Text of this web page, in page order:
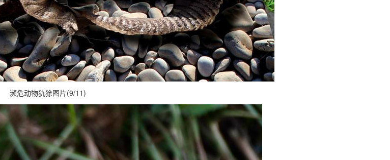
濒危动物犰狳图片(9/11)